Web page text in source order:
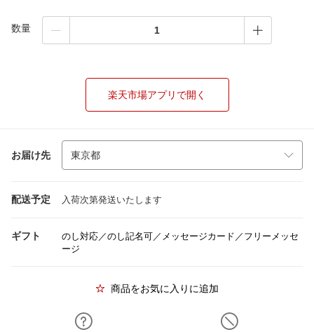
数量
楽天市場アプリで開く
お届け先
配送予定 入荷次第発送いたします
ギフト
のし対応／のし記名可／メッセージカード／フリーメッセ
ージ
商品をお気に入りに追加